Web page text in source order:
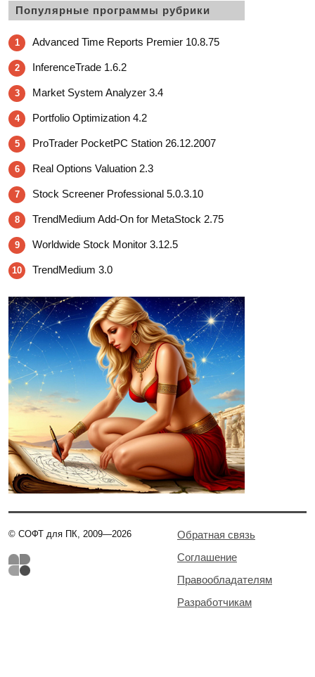
Популярные программы рубрики
1 Advanced Time Reports Premier 10.8.75
2 InferenceTrade 1.6.2
3 Market System Analyzer 3.4
4 Portfolio Optimization 4.2
5 ProTrader PocketPC Station 26.12.2007
6 Real Options Valuation 2.3
7 Stock Screener Professional 5.0.3.10
8 TrendMedium Add-On for MetaStock 2.75
9 Worldwide Stock Monitor 3.12.5
10 TrendMedium 3.0
© СОФТ для ПК, 2009—2026
Обратная связь
Соглашение
Правообладателям
Разработчикам